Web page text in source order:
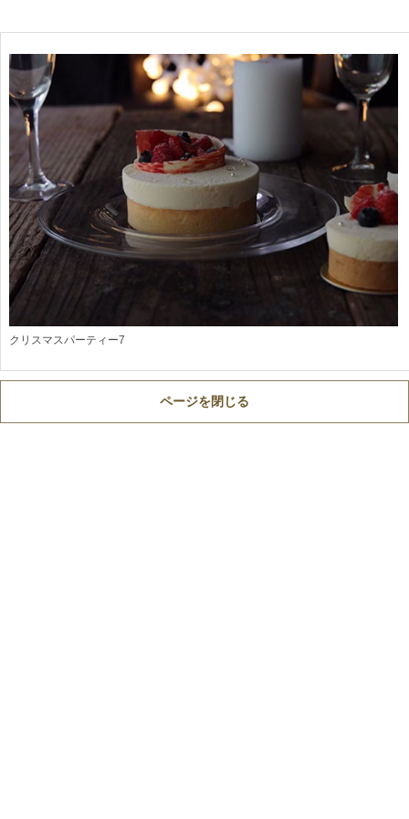
クリスマスパーティー7
ページを閉じる